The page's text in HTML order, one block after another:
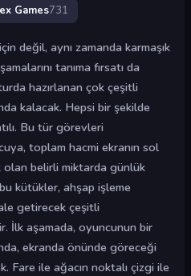
Games731
değil, aynı zamanda karmaşık
tanıma fırsatı da
hazırlanan çok çeşitli
kalacak. Hepsi bir şekilde
Bu tür görevleri
toplam hacmi ekranın sol
olan belirli miktarda günlük
kütükler, ahşap işleme
getirecek çeşitli
İlk aşamada, oyuncunun bir
ekranda önünde göreceği
Fare ile ağacın noktalı çizgi ile